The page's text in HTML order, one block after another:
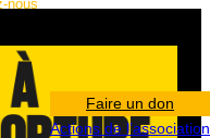
Faire un don
Actions de l’association
nous